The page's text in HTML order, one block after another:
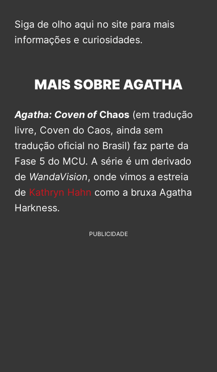
Siga de olho aqui no site para mais
informações e curiosidades.
MAIS SOBRE AGATHA
Agatha: Coven ofChaos (em tradução
livre, Coven do Caos, ainda sem
tradução oficial no Brasil) faz parte da
Fase 5 do MCU. A série é um derivado
de WandaVision, onde vimos a estreia
de Kathryn Hahn como a bruxa Agatha
Harkness.
PUBLICIDADE